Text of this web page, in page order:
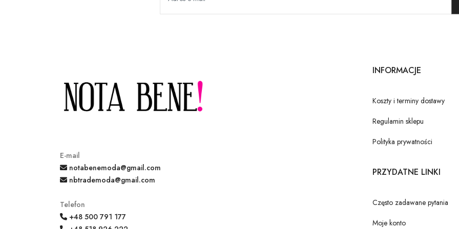
E-mail
notabenemoda@gmail.com
nbtrademoda@gmail.com
Telefon
+48 500 791 177
INFORMACJE
Koszty i terminy dostawy
Regulamin sklepu
Polityka prywatności
PRZYDATNE LINKI
Często zadawane pytania
Moje konto